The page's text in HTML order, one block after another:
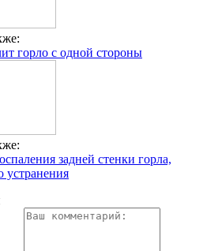
горло с одной стороны
задней стенки горла,
устранения